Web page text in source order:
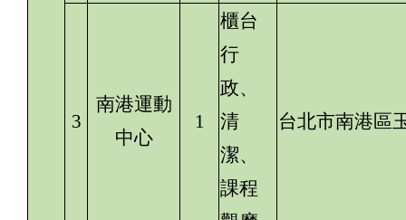
3
南港運動
中心
1
櫃台
行
政、
清
潔、
課程
台北市南港區